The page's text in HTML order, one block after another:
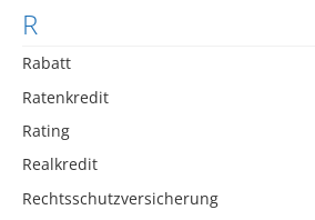
R
Rabatt
Ratenkredit
Rating
Realkredit
Rechtsschutzversicherung